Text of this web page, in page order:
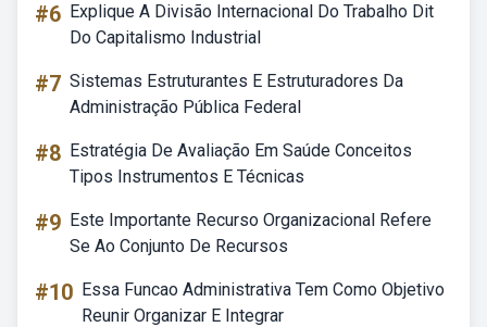
#6 Explique A Divisão Internacional Do Trabalho Dit
Do Capitalismo Industrial
#7 Sistemas Estruturantes E Estruturadores Da
Administração Pública Federal
#8 Estratégia De Avaliação Em Saúde Conceitos
Tipos Instrumentos E Técnicas
#9 Este Importante Recurso Organizacional Refere
Se Ao Conjunto De Recursos
#10 Essa Funcao Administrativa Tem Como Objetivo
Reunir Organizar E Integrar